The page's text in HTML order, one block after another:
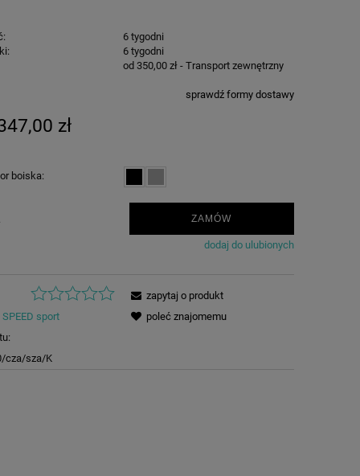
6 tygodni
6 tygodni
od 350,00 zł - Transport zewnętrzny
sprawdź formy dostawy
zł
boiska:
ZAMÓW
dodaj do ulubionych
SPEED sport
cza/sza/K
zapytaj o produkt
poleć znajomemu